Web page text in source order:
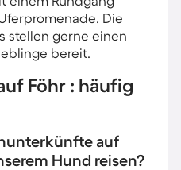
Die
stellen gerne einen
bereit.
Föhr : häufig
auf
Hund reisen?